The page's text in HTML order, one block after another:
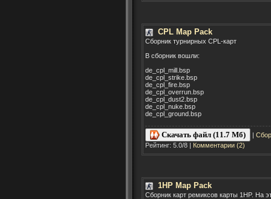
CPL Map Pack
Сборник турнирных CPL-карт
В сборник вошли:
de_cpl_mill.bsp
de_cpl_strike.bsp
de_cpl_fire.bsp
de_cpl_overrun.bsp
de_cpl_dust2.bsp
de_cpl_nuke.bsp
de_cpl_ground.bsp
Скачать файл (11.7 Мб) |
Рейтинг: 5.0/8 | Комментарии (2)
1HP Map Pack
Сборник карт ремиксов карты 1HP. На